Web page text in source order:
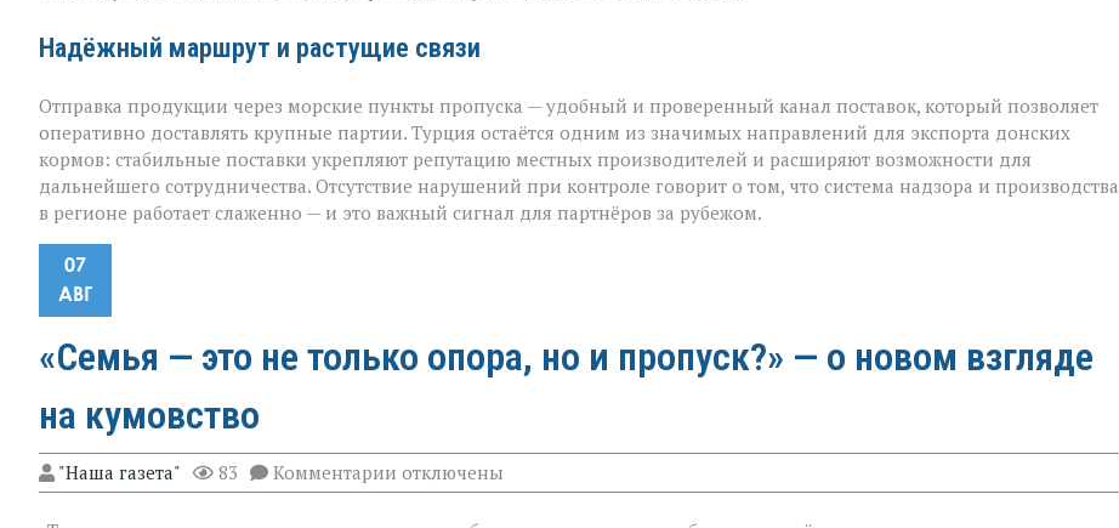
Надёжный маршрут и растущие связи
Отправка продукции через морские пункты пропуска — удобный и проверенный канал поставок, который позволяет
оперативно доставлять крупные партии. Турция остаётся одним из значимых направлений для экспорта донских
кормов: стабильные поставки укрепляют репутацию местных производителей и расширяют возможности для
дальнейшего сотрудничества. Отсутствие нарушений при контроле говорит о том, что система надзора и производства
в регионе работает слаженно — и это важный сигнал для партнёров за рубежом.
07
АВГ
«Семья — это не только опора, но и пропуск?» — о новом взгляде
на кумовство
"Наша газета" 83 Комментарии к
записи
отключены